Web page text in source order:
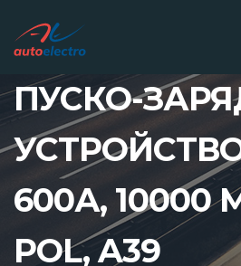
ПУСКО-
УСТРОЙСТВО
600А, 10000
POL, A39